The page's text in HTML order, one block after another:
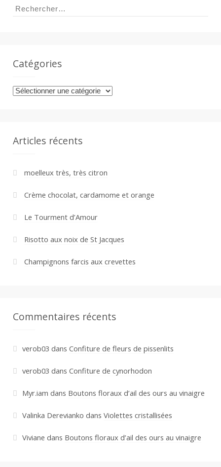
n
Rechercher :
Catégories
Catégories
Articles récents
moelleux très, très citron
Crème chocolat, cardamome et orange
Le Tourment d’Amour
Risotto aux noix de St Jacques
Champignons farcis aux crevettes
Commentaires récents
verob03 dans Confiture de fleurs de pissenlits
verob03 dans Confiture de cynorhodon
Myr.iam dans Boutons floraux d’ail des ours au vinaigre
Valinka Derevianko dans Violettes cristallisées
Viviane dans Boutons floraux d’ail des ours au vinaigre